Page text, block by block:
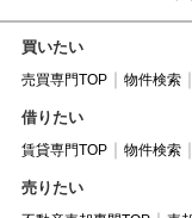
買いたい
売買専門TOP 物件検索
借りたい
賃貸専門TOP 物件検索
売りたい